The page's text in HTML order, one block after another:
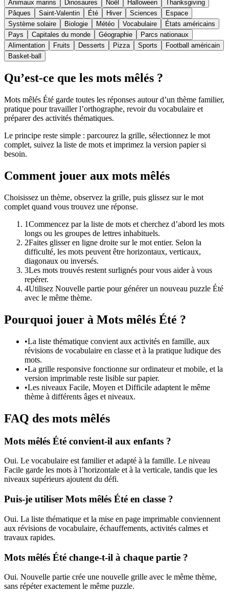
Animaux marins Dinosaures Noël Halloween
Thanksgiving
Pâques
Saint-Valentin Été Hiver Sciences
Espace
Système solaire
Biologie Météo Vocabulaire
États américains
Pays
Capitales du monde Géographie
Parcs nationaux
Alimentation
Fruits Desserts Pizza Sports
Football américain
Basket-ball
Qu’est-ce que les mots mêlés ?
Mots mêlés Été garde toutes les réponses autour d’un thème familier,
pratique pour travailler l’orthographe, revoir du vocabulaire et
préparer des activités thématiques.
Le principe reste simple : parcourez la grille, sélectionnez le mot
complet, suivez la liste de mots et imprimez la version papier si
besoin.
Comment jouer aux mots mêlés
Choisissez un thème, observez la grille, puis glissez sur le mot
complet quand vous trouvez une réponse.
1Commencez par la liste de mots et cherchez d’abord les mots
longs ou les groupes de lettres inhabituels.
2Faites glisser en ligne droite sur le mot entier. Selon la
difficulté, les mots peuvent être horizontaux, verticaux,
diagonaux ou inversés.
3Les mots trouvés restent surlignés pour vous aider à vous
repérer.
4Utilisez Nouvelle partie pour générer un nouveau puzzle Été
avec le même thème.
Pourquoi jouer à Mots mêlés Été ?
•La liste thématique convient aux activités en famille, aux
révisions de vocabulaire en classe et à la pratique ludique des
mots.
•La grille responsive fonctionne sur ordinateur et mobile, et la
version imprimable reste lisible sur papier.
•Les niveaux Facile, Moyen et Difficile adaptent le même
thème à différents âges et niveaux.
FAQ des mots mêlés
Mots mêlés Été convient-il aux enfants ?
Oui. Le vocabulaire est familier et adapté à la famille. Le niveau
Facile garde les mots à l’horizontale et à la verticale, tandis que les
niveaux supérieurs ajoutent du défi.
Puis-je utiliser Mots mêlés Été en classe ?
Oui. La liste thématique et la mise en page imprimable conviennent
aux révisions de vocabulaire, échauffements, activités calmes et
travaux rapides.
Mots mêlés Été change-t-il à chaque partie ?
Oui. Nouvelle partie crée une nouvelle grille avec le même thème,
sans répéter exactement le même puzzle.